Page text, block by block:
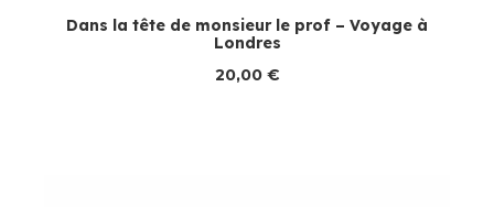
Dans la tête de monsieur le prof – Voyage à
Londres
20,00 €